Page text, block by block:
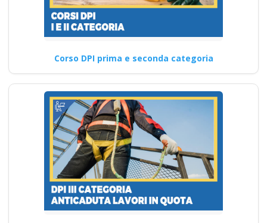
Corso DPI prima e seconda categoria